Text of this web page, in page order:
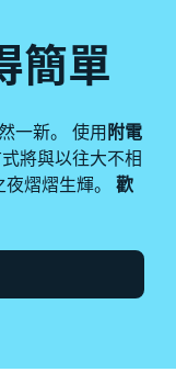
簡單
一新。 使用附電
將與以往大不相
熠熠生輝。 歡